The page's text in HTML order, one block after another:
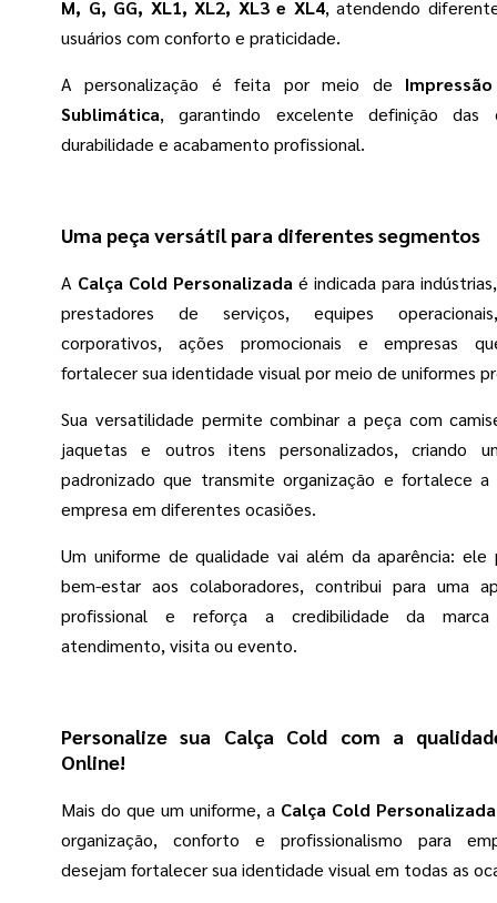
M, G, GG, XL1, XL2, XL3 e XL4, atendendo
usuários com conforto e praticidade.
A personalização é feita por meio de
Sublimática, garantindo excelente definição das
durabilidade e acabamento profissional.
Uma peça versátil para diferentes segmentos
A Calça Cold Personalizada é indicada para
prestadores de serviços, equipes
corporativos, ações promocionais e empresas
fortalecer sua identidade visual por meio de uniformes
Sua versatilidade permite combinar a peça com
jaquetas e outros itens personalizados, criando
padronizado que transmite organização e fortalece a
empresa em diferentes ocasiões.
Um uniforme de qualidade vai além da aparência: ele
bem-estar aos colaboradores, contribui para uma
profissional e reforça a credibilidade da
atendimento, visita ou evento.
Personalize sua Calça Cold com a
Online!
Mais do que um uniforme, a Calça Cold Personalizada
organização, conforto e profissionalismo para
desejam fortalecer sua identidade visual em todas as